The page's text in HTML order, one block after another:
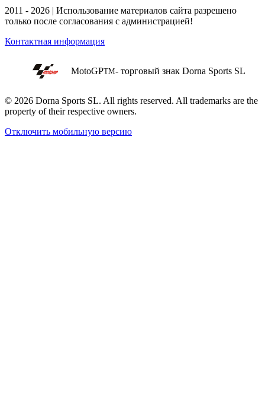
2011 - 2026 | Использование материалов сайта разрешено
только после согласования с администрацией!
Контактная информация
MotoGPTM- торговый знак Dorna Sports SL
© 2026 Dorna Sports SL. All rights reserved. All trademarks are the
property of their respective owners.
Отключить мобильную версию